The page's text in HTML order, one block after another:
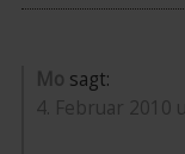
Mo sagt:
4. Februar 2010